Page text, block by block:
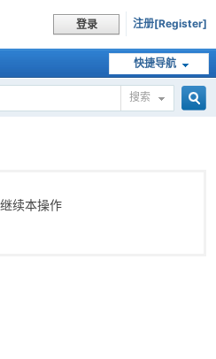
登录 注册[Register]
快捷导航
搜索
续本操作